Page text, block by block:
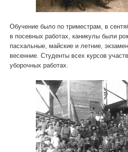
Обучение было по триместрам, в
в посевных работах, каникулы были
пасхальные, майские и летние,
весенние. Студенты всех курсов
уборочных работах.